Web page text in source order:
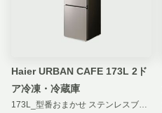
Haier URBAN CAFE 173L 2ド
ア冷凍・冷蔵庫